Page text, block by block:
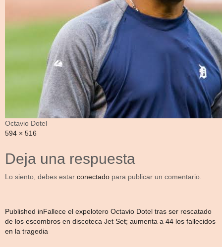
Octavio Dotel
Full
594 × 516
Deja una respuesta
Lo siento, debes estar conectado para publicar un comentario.
Navegación
de
Published inFallece el expelotero Octavio Dotel tras ser rescatado
de los escombros en discoteca Jet Set; aumenta a 44 los fallecidos
en la tragedia